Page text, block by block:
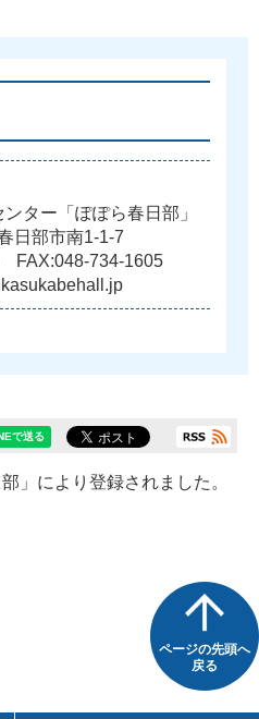
ター「ぽぽら春日部」
日部市南1-1-7
FAX:048-734-1605
」により登録されました。
ページの先頭へ
戻る